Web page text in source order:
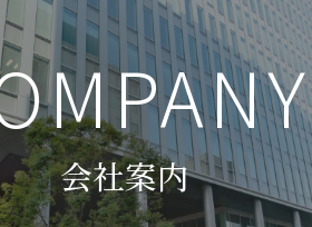
会社案内